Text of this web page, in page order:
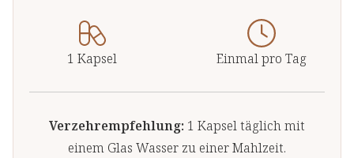
1 Kapsel Einmal pro Tag
Verzehrempfehlung: 1 Kapsel täglich mit
einem Glas Wasser zu einer Mahlzeit.